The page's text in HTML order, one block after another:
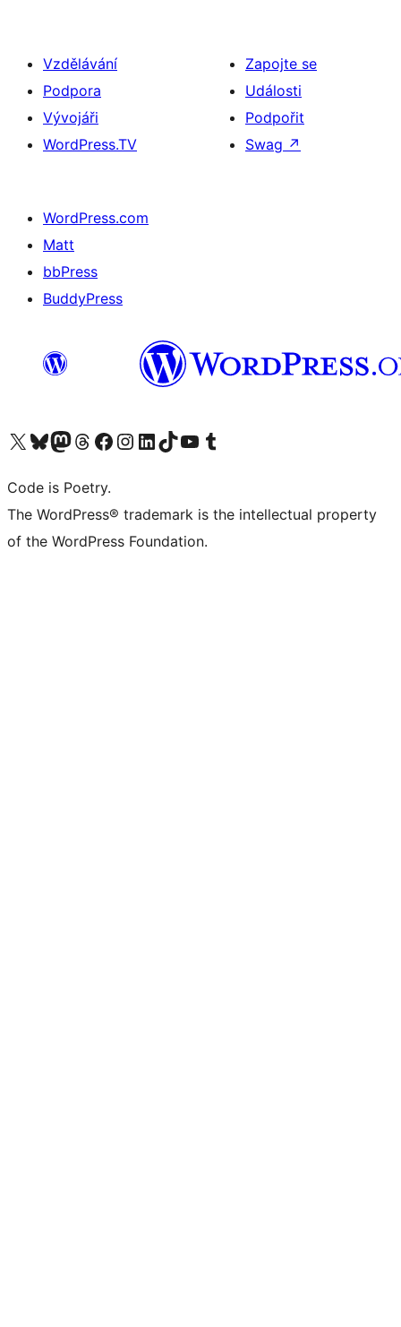
Vzdělávání
Podpora
Vývojáři
WordPress.TV
Zapojte se
Události
Podpořit
Swag ↗
WordPress.com
Matt
bbPress
BuddyPress
Navštivte náš účet na X (dříve Twitter)
Navštivte náš Bluesky účetNavštivte náš účet Mastodon
Navštivte náš Threads účetNavštivte naši stránku na Facebooku
Navštivte náš Instagram účetNavštivte náš LinkedIn účetNavštivte náš TikTok účetNavštivte náš YouTube kanálNavštivte náš Tumblr účet
Code is Poetry.
The WordPress® trademark is the intellectual property
of the WordPress Foundation.